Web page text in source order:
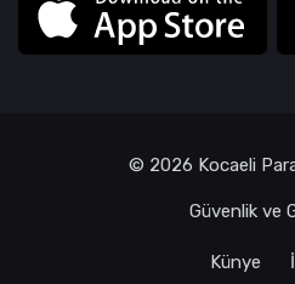
© 2026 Kocaeli
Güvenlik ve
Künye